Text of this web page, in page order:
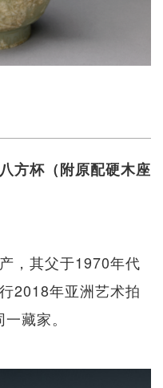
方杯（附原配硬木座
，其父于1970年代
2018年亚洲艺术拍
藏家。